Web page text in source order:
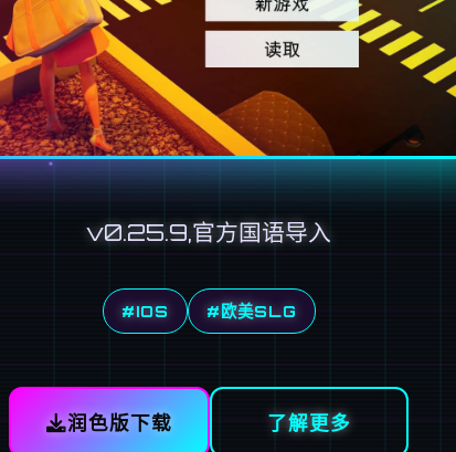
v0.25.9,官方国语导入
#IOS #欧美SLG
润色版下载 了解更多